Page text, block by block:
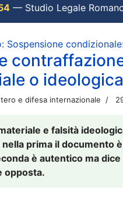
— Studio Legale
Sospensione
o ideologica
e difesa internazionale
e falsità
prima il documento
è autentico ma dice
opposta.